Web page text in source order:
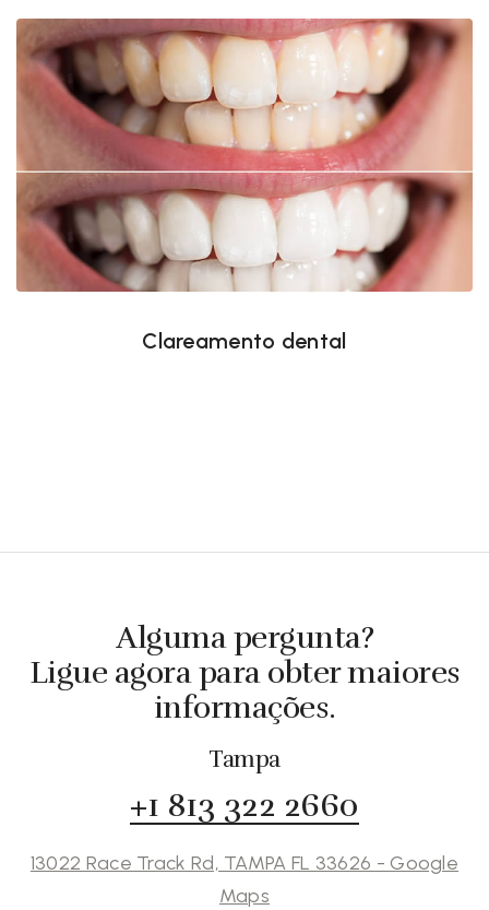
Clareamento dental
Clareamento dental
Alguma pergunta?
Ligue agora para obter maiores
informações.
Tampa
+1 813 322 2660
13022 Race Track Rd, TAMPA FL 33626 - Google
Maps